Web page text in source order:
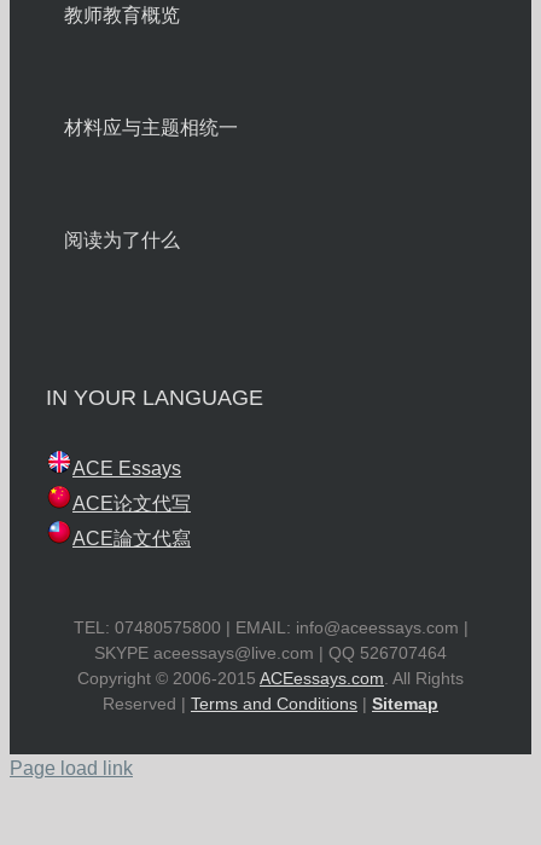
教师教育概览
材料应与主题相统一
阅读为了什么
IN YOUR LANGUAGE
ACE Essays
ACE论文代写
ACE論文代寫
TEL: 07480575800 | EMAIL: info@aceessays.com |
SKYPE aceessays@live.com | QQ 526707464
Copyright © 2006-2015 ACEessays.com . All Rights
Reserved | Terms and Conditions | Sitemap
Page load link